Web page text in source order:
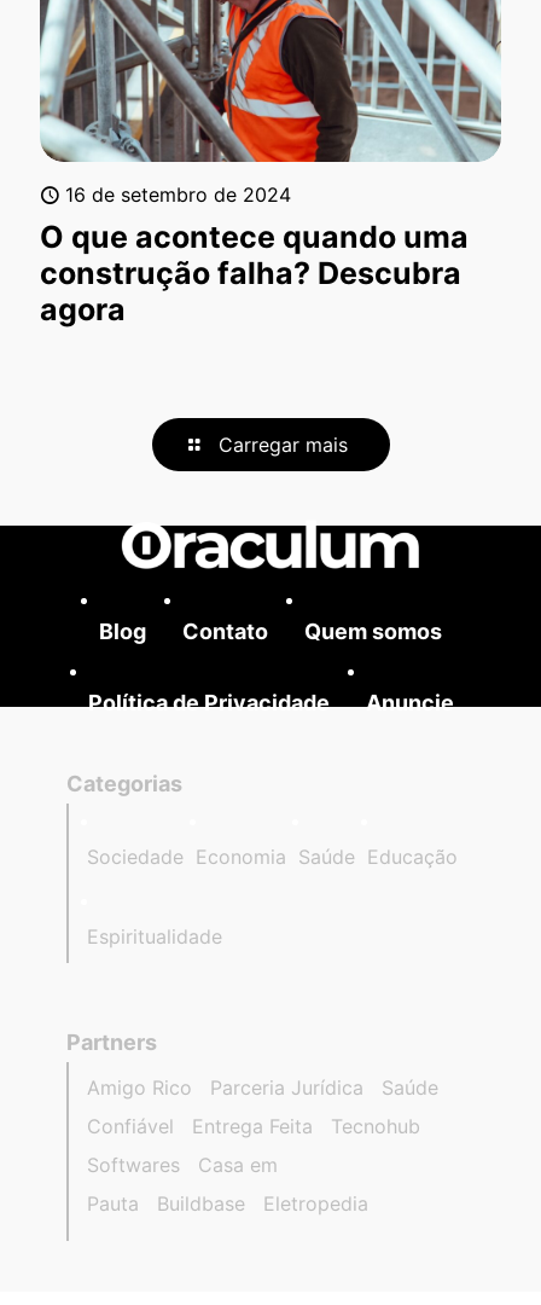
16 de setembro de 2024
O que acontece quando uma
construção falha? Descubra
agora
Carregar mais
Blog Contato Quem somos
Política de Privacidade Anuncie
Categorias
Sociedade Economia Saúde Educação
Espiritualidade
Partners
Amigo Rico Parceria Jurídica
Saúde
Confiável
Entrega Feita
Tecnohub
Softwares
Casa em
Pauta
Buildbase Eletropedia